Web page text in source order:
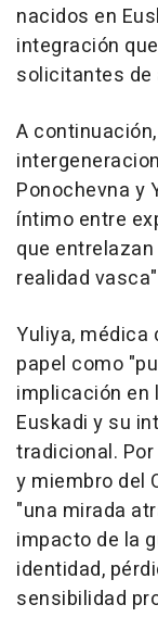
nacidos en
integración
solicitantes de
A
Ponochevna y
íntimo entre
que
realidad
Yuliya, médica
papel como
implicación en
Euskadi y su
tradicional.
y miembro del
"una mirada
impacto de la
identidad,
sensibilidad